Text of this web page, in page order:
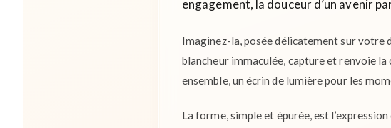
engagement, la douceur d’un avenir
Imaginez-la, posée délicatement sur votre
blancheur immaculée, capture et renvoie
ensemble, un écrin de lumière pour les
La forme, simple et épurée, est